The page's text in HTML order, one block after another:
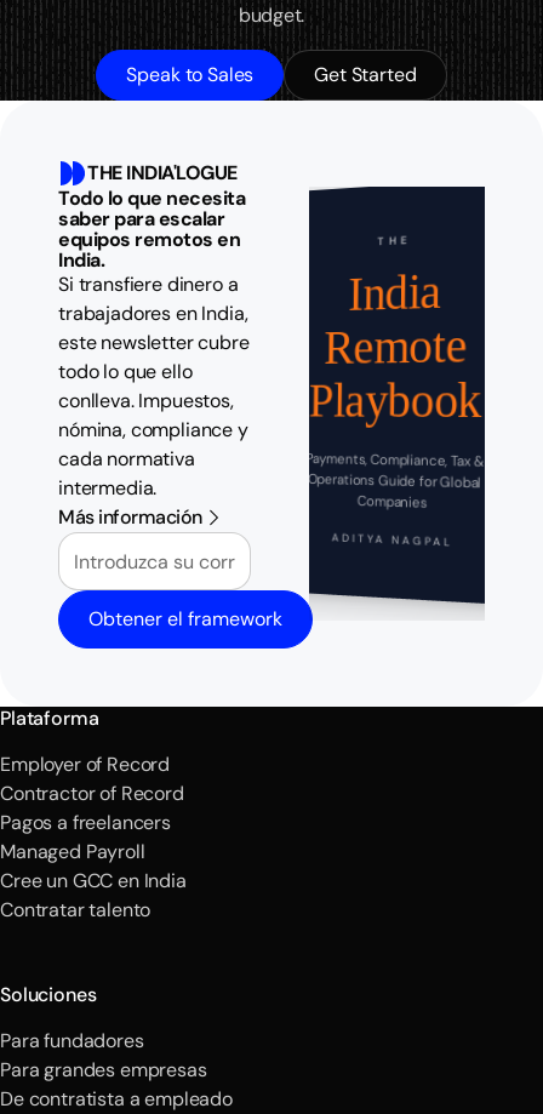
budget.
Speak to Sales Get Started
THE INDIA'LOGUE
Todo lo que necesita
saber para escalar
equipos remotos en
India.
Si transfiere dinero a
trabajadores en India,
este newsletter cubre
todo lo que ello
conlleva. Impuestos,
nómina, compliance y
cada normativa
intermedia.
Más información
Correo electrónico
Obtener el framework
THE
India
Remote
Playbook
Payments, Compliance, Tax &
Operations Guide for Global
Companies
ADITYA NAGPAL
Plataforma
Employer of Record
Contractor of Record
Pagos a freelancers
Managed Payroll
Cree un GCC en India
Contratar talento
Soluciones
Para fundadores
Para grandes empresas
De contratista a empleado